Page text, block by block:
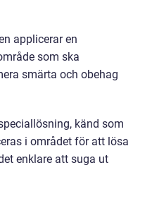
applicerar en
som ska
smärta och obehag
känd som
i området för att lösa
enklare att suga ut